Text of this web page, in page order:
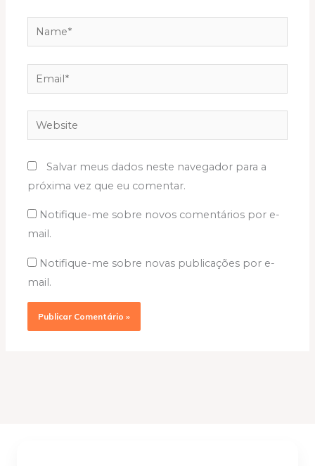
Name*
Email*
Website
Salvar meus dados neste navegador para a
próxima vez que eu comentar.
Notifique-me sobre novos comentários por e-
mail.
Notifique-me sobre novas publicações por e-
mail.